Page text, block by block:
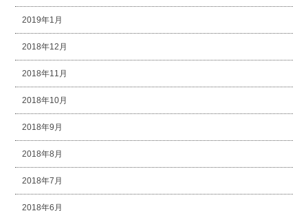
2019年1月
2018年12月
2018年11月
2018年10月
2018年9月
2018年8月
2018年7月
2018年6月